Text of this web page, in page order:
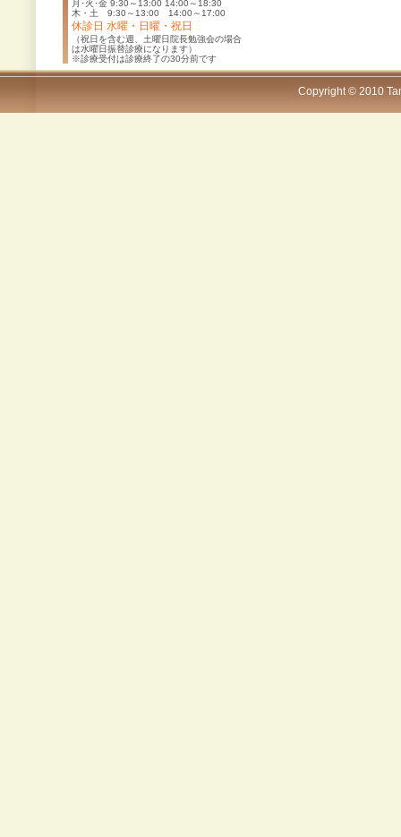
月･火･金 9:30～13:00 14:00～18:30
木・土 9:30～13:00 14:00～17:00
休診日 水曜・日曜・祝日
（祝日を含む週、土曜日院長勉強会の場合
は水曜日振替診療になります）
※診療受付は診療終了の30分前です
Copyright © 2010